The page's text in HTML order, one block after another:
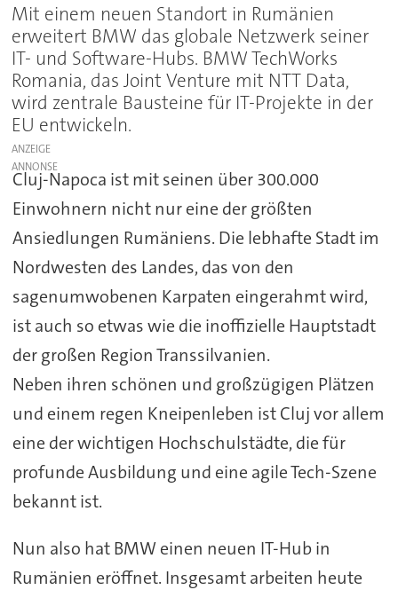
Mit einem neuen Standort in Rumänien
erweitert BMW das globale Netzwerk seiner
IT- und Software-Hubs. BMW TechWorks
Romania, das Joint Venture mit NTT Data,
wird zentrale Bausteine für IT-Projekte in der
EU entwickeln.
ANZEIGE
Cluj-Napoca ist mit seinen über 300.000
Einwohnern nicht nur eine der größten
Ansiedlungen Rumäniens. Die lebhafte Stadt im
Nordwesten des Landes, das von den
sagenumwobenen Karpaten eingerahmt wird,
ist auch so etwas wie die inoffizielle Hauptstadt
der großen Region Transsilvanien.
Neben ihren schönen und großzügigen Plätzen
und einem regen Kneipenleben ist Cluj vor allem
eine der wichtigen Hochschulstädte, die für
profunde Ausbildung und eine agile Tech-Szene
bekannt ist.
Nun also hat BMW einen neuen IT-Hub in
Rumänien eröffnet. Insgesamt arbeiten heute